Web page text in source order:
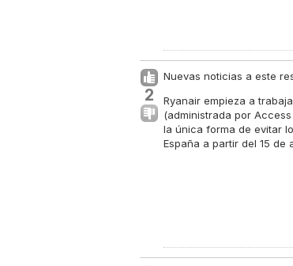
2
Nuevas noticias a este
Ryanair empieza a
(administrada por
la única forma de evitar
España a partir del 15 de